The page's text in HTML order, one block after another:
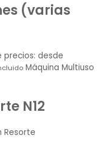
(varias
precios: desde
Máquina Multiuso
N12
Resorte